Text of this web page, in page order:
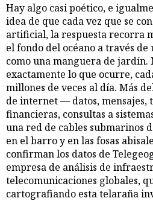
Hay algo casi poético, e
idea de que cada vez que se
artificial, la respuesta recorra
el fondo del océano a través
como una manguera de jardín.
exactamente lo que ocurre,
millones de veces al día. Más
de internet — datos, mensajes,
financieras, consultas a
una red de cables submarinos
en el barro y en las fosas
confirman los datos de
empresa de análisis de
telecomunicaciones globales,
cartografiando esta telaraña